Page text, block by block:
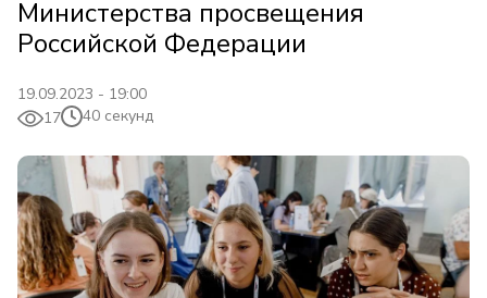
Министерства просвещения
Российской Федерации
19.09.2023 - 19:00
17
40 секунд